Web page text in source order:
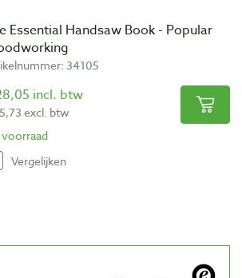
Essential Handsaw Book - Popular
34105
incl. btw
excl. btw
Vergelijken